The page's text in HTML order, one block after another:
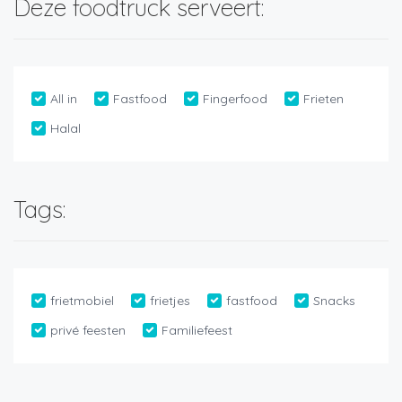
Deze foodtruck serveert:
All in Fastfood Fingerfood
Frieten
Halal
Tags:
frietmobiel frietjes fastfood
Snacks
privé feesten
Familiefeest